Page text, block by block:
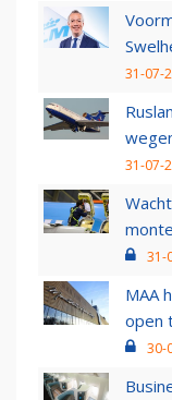
31-07-
31-07-
31-
MAA
open
30-